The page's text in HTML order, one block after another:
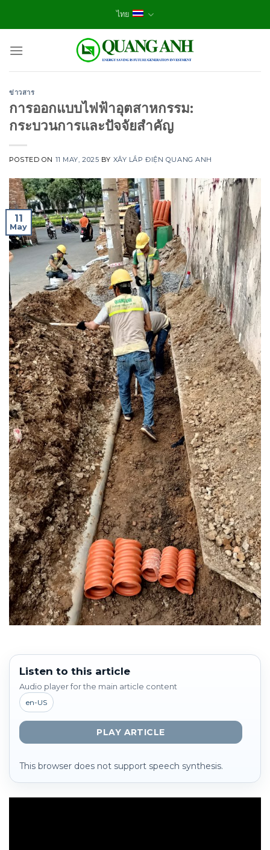
ไทย
ข่าวสาร
การออกแบบไฟฟ้าอุตสาหกรรม:
กระบวนการและปัจจัยสำคัญ
POSTED ON 11 MAY, 2025 BY XÂY LẮP ĐIỆN QUANG ANH
11
May
Listen to this article
Audio player for the main article content
en-US
PLAY ARTICLE
This browser does not support speech synthesis.